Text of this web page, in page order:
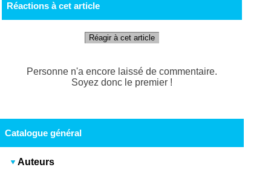
Réactions à cet article
Réagir à cet article
Personne n'a encore laissé de commentaire.
Soyez donc le premier !
Catalogue général
Auteurs